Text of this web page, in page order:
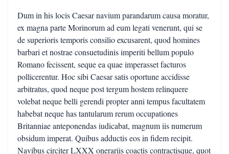
Dum in his locis Caesar navium parandarum causa moratur,
ex magna parte Morinorum ad eum legati venerunt, qui se
de superioris temporis consilio excusarent, quod homines
barbari et nostrae consuetudinis imperiti bellum populo
Romano fecissent, seque ea quae imperasset facturos
pollicerentur. Hoc sibi Caesar satis oportune accidisse
arbitratus, quod neque post tergum hostem relinquere
volebat neque belli gerendi propter anni tempus facultatem
habebat neque has tantularum rerum occupationes
Britanniae anteponendas iudicabat, magnum iis numerum
obsidum imperat. Quibus adductis eos in fidem recipit.
Navibus circiter LXXX onerariis coactis contractisque, quot